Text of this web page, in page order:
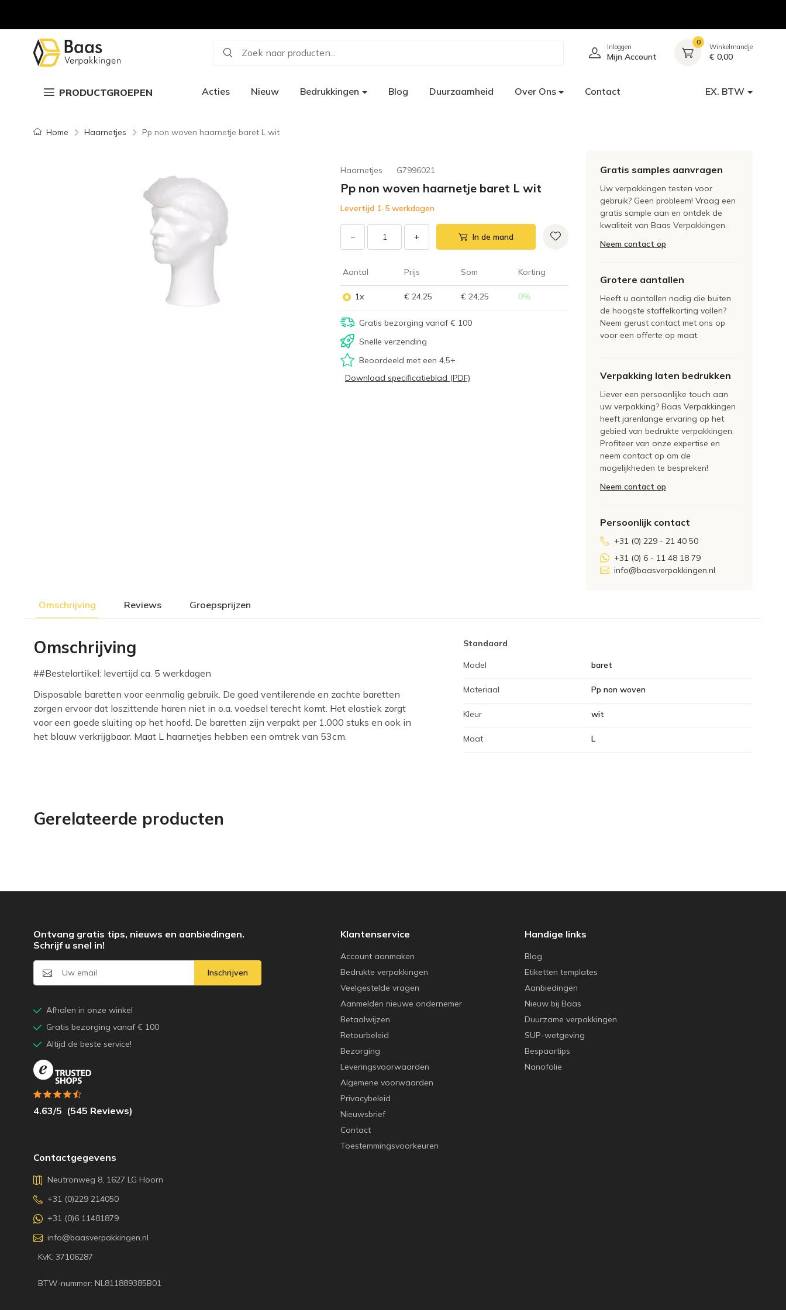
Zoek naar producten... Inloggen
Mijn Account
0
Winkelmandje
€ 0,00
PRODUCTGROEPEN Acties Nieuw Bedrukkingen Blog Duurzaamheid Over Ons Contact EX. BTW
Home Haarnetjes Pp non woven haarnetje baret L wit
Haarnetjes G7996021
Pp non woven haarnetje baret L wit
Levertijd 1-5 werkdagen
− + In de mand
Aantal Prijs Som Korting
1x € 24,25 € 24,25 0%
Gratis bezorging vanaf € 100
Snelle verzending
Beoordeeld met een 4,5+
Download specificatieblad (PDF)
Gratis samples aanvragen
Uw verpakkingen testen voor
gebruik? Geen probleem! Vraag een
gratis sample aan en ontdek de
kwaliteit van Baas Verpakkingen.
Neem contact op
Grotere aantallen
Heeft u aantallen nodig die buiten
de hoogste staffelkorting vallen?
Neem gerust contact met ons op
voor een offerte op maat.
Verpakking laten bedrukken
Liever een persoonlijke touch aan
uw verpakking? Baas Verpakkingen
heeft jarenlange ervaring op het
gebied van bedrukte verpakkingen.
Profiteer van onze expertise en
neem contact op om de
mogelijkheden te bespreken!
Neem contact op
Persoonlijk contact
+31 (0) 229 - 21 40 50
+31 (0) 6 - 11 48 18 79
info@baasverpakkingen.nl
Omschrijving Reviews Groepsprijzen
Omschrijving
##Bestelartikel: levertijd ca. 5 werkdagen
Disposable baretten voor eenmalig gebruik. De goed ventilerende en zachte baretten
zorgen ervoor dat loszittende haren niet in o.a. voedsel terecht komt. Het elastiek zorgt
voor een goede sluiting op het hoofd. De baretten zijn verpakt per 1.000 stuks en ook in
het blauw verkrijgbaar. Maat L haarnetjes hebben een omtrek van 53cm.
Standaard
Model baret
Materiaal Pp non woven
Kleur wit
Maat L
Gerelateerde producten
Klantenservice
Account aanmaken
Bedrukte verpakkingen
Veelgestelde vragen
Aanmelden nieuwe ondernemer
Betaalwijzen
Retourbeleid
Bezorging
Leveringsvoorwaarden
Algemene voorwaarden
Privacybeleid
Nieuwsbrief
Contact
Toestemmingsvoorkeuren
Handige links
Blog
Etiketten templates
Aanbiedingen
Nieuw bij Baas
Duurzame verpakkingen
SUP-wetgeving
Bespaartips
Nanofolie
Contactgegevens
Neutronweg 8, 1627 LG Hoorn
+31 (0)229 214050
+31 (0)6 11481879
info@baasverpakkingen.nl
KvK: 37106287
BTW-nummer: NL811889385B01
Ontvang gratis tips, nieuws en aanbiedingen.
Schrijf u snel in!
Inschrijven
Afhalen in onze winkel
Gratis bezorging vanaf € 100
Altijd de beste service!
4.63/5 (545 Reviews)